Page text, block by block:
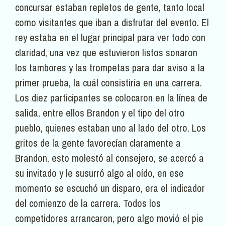
concursar estaban repletos de gente, tanto local
como visitantes que iban a disfrutar del evento. El
rey estaba en el lugar principal para ver todo con
claridad, una vez que estuvieron listos sonaron
los tambores y las trompetas para dar aviso a la
primer prueba, la cuál consistiría en una carrera.
Los diez participantes se colocaron en la línea de
salida, entre ellos Brandon y el tipo del otro
pueblo, quienes estaban uno al lado del otro. Los
gritos de la gente favorecían claramente a
Brandon, esto molestó al consejero, se acercó a
su invitado y le susurró algo al oído, en ese
momento se escuchó un disparo, era el indicador
del comienzo de la carrera. Todos los
competidores arrancaron, pero algo movió el pie